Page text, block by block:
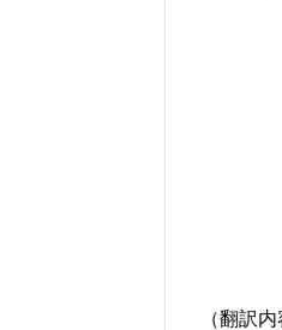
（翻訳内